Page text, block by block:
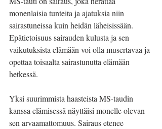
monenlaisia tunteita ja ajatuksia niin
sairastuneissa kuin heidän läheisissään.
Epätietoisuus sairauden kulusta ja sen
vaikutuksista elämään voi olla musertavaa ja
opettaa toisaalta sairastunutta elämään
hetkessä.
Yksi suurimmista haasteista MS-taudin
kanssa elämisessä näyttäisi monelle olevan
sen arvaamattomuus. Sairaus etenee